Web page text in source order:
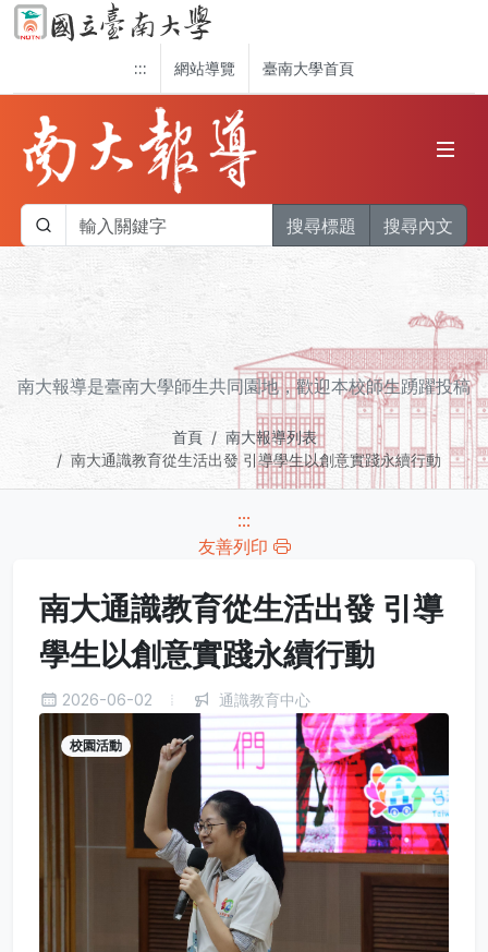
::: 網站導覽 臺南大學首頁
搜尋標題 搜尋內文
南大報導是臺南大學師生共同園地，歡迎本校師生踴躍投稿
首頁
南大報導列表
南大通識教育從生活出發 引導學生以創意實踐永續行動
:::
友善列印
南大通識教育從生活出發 引導
學生以創意實踐永續行動
2026-06-02 通識教育中心
校園活動